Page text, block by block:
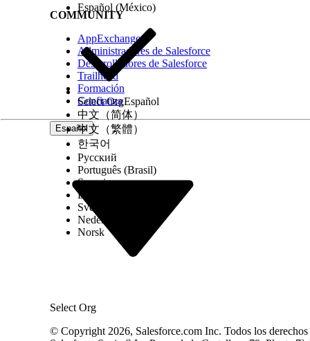
Intervalo de puntuación de CVSS estimado
Crítico (9,0 a 10,0).
Consideraciones sobre el impacto del riesgo
El principal impacto en el riesgo es dejar su
aumenta la probabilidad de degradación del
están sincronizadas con los estándares de
Riesgo más alto cuando
El riesgo de exfiltración de datos se amplifica
contenido (CSP) o CORS, que pueden permitir
proporcionar una ruta clara para el envío de
Riesgo bajo o nulo cuando
implementar una Política de seguridad de
COMMUNITY
AppExchange
Administradores de Salesforce
Desarrolladores de Salesforce
Trailhead
Formación
Confianza
Español
Select Org
Español (México)
Select OrgEspañol
中文（简体）
中文（繁體）
한국어
Русский
Português (Brasil)
Suomi
Dansk
Svenska
Nederlands
Norsk
© Copyright 2026, Salesforce.com Inc. Todos los derechos